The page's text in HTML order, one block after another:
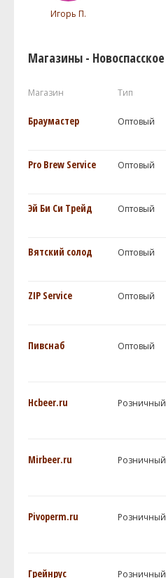
Игорь П.
Магазины - Новоспасское
Магазин Тип
Браумастер Оптовый
Pro Brew Service Оптовый
Эй Би Си Трейд Оптовый
Вятский солод Оптовый
ZIP Service Оптовый
Пивснаб Оптовый
Hcbeer.ru Розничный
Mirbeer.ru Розничный
Pivoperm.ru Розничный
Грейнрус Розничный